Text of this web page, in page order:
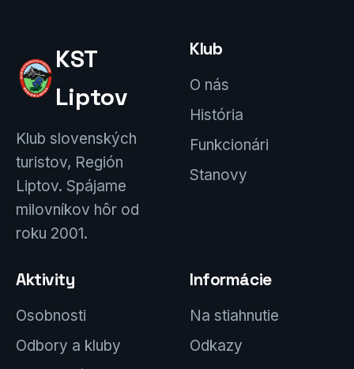
KST
Liptov
Klub slovenských
turistov, Región
Liptov. Spájame
milovníkov hôr od
roku 2001.
Klub
O nás
História
Funkcionári
Stanovy
Aktivity
Osobnosti
Odbory a kluby
Informácie
Na stiahnutie
Odkazy